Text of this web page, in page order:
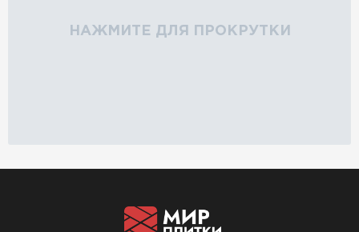
НАЖМИТЕ ДЛЯ ПРОКРУТКИ